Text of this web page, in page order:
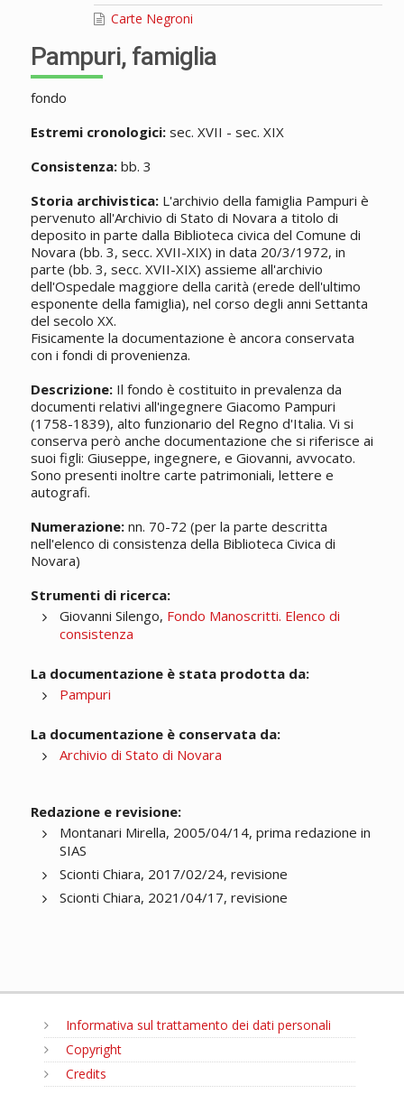
Carte Negroni
Pampuri, famiglia
fondo
Estremi cronologici:sec. XVII - sec. XIX
Consistenza:bb. 3
Storia archivistica:L'archivio della famiglia Pampuri è
pervenuto all'Archivio di Stato di Novara a titolo di
deposito in parte dalla Biblioteca civica del Comune di
Novara (bb. 3, secc. XVII-XIX) in data 20/3/1972, in
parte (bb. 3, secc. XVII-XIX) assieme all'archivio
dell'Ospedale maggiore della carità (erede dell'ultimo
esponente della famiglia), nel corso degli anni Settanta
del secolo XX.
Fisicamente la documentazione è ancora conservata
con i fondi di provenienza.
Descrizione:Il fondo è costituito in prevalenza da
documenti relativi all'ingegnere Giacomo Pampuri
(1758-1839), alto funzionario del Regno d'Italia. Vi si
conserva però anche documentazione che si riferisce ai
suoi figli: Giuseppe, ingegnere, e Giovanni, avvocato.
Sono presenti inoltre carte patrimoniali, lettere e
autografi.
Numerazione:nn. 70-72 (per la parte descritta
nell'elenco di consistenza della Biblioteca Civica di
Novara)
Strumenti di ricerca:
Giovanni Silengo, Fondo Manoscritti. Elenco di
consistenza
La documentazione è stata prodotta da:
Pampuri
La documentazione è conservata da:
Archivio di Stato di Novara
Redazione e revisione:
Montanari Mirella, 2005/04/14, prima redazione in
SIAS
Scionti Chiara, 2017/02/24, revisione
Scionti Chiara, 2021/04/17, revisione
Informativa sul trattamento dei dati personali
Copyright
Credits